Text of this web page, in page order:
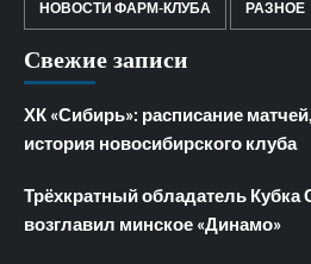
НОВОСТИ ФАРМ-КЛУБА РАЗНОЕ
Свежие записи
ХК «Сибирь»: расписание
история новосибирского клуба
Трёхкратный обладатель
возглавил минское «Динамо»